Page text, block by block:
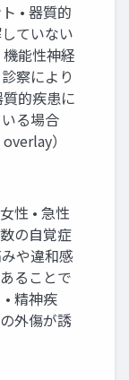
• 器質的
ていない
能性神経
察により
的疾患に
る場合
）
性 • 急性
の自覚症
や違和感
ることで
精神疾
外傷が誘